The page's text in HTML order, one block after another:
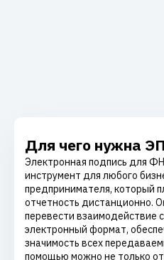
Для чего нужна
Электронная подпись для
инструмент для любого
предпринимателя, который
отчетность дистанционно.
перевести взаимодействие
электронный формат,
значимость всех
помощью можно не только